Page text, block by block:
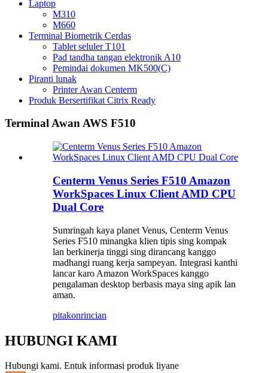
Laptop
M310
M660
Terminal Biometrik Cerdas
Tablet seluler T101
Pad tandha tangan elektronik A10
Pemindai dokumen MK500(C)
Piranti lunak
Printer Awan Centerm
Produk Bersertifikat Citrix Ready
Terminal Awan AWS F510
Centerm Venus Series F510 Amazon
WorkSpaces Linux Client AMD CPU
Dual Core
Sumringah kaya planet Venus, Centerm Venus
Series F510 minangka klien tipis sing kompak
lan berkinerja tinggi sing dirancang kanggo
madhangi ruang kerja sampeyan. Integrasi kanthi
lancar karo Amazon WorkSpaces kanggo
pengalaman desktop berbasis maya sing apik lan
aman.
pitakonrincian
HUBUNGI KAMI
Hubungi kami. Entuk informasi produk liyane